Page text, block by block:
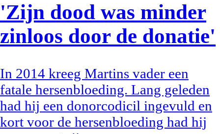
'Zijn dood was minder
zinloos door de donatie'
In 2014 kreeg Martins vader een
fatale hersenbloeding. Lang geleden
had hij een donorcodicil ingevuld en
kort voor de hersenbloeding had hij